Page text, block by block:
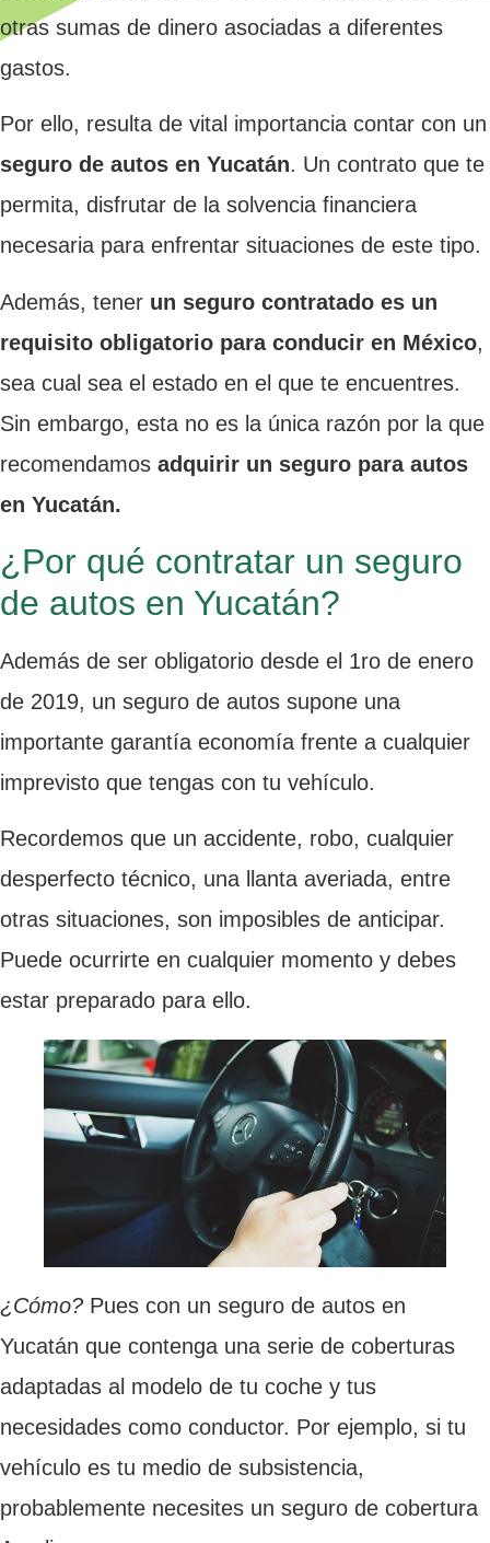
otras sumas de dinero asociadas a diferentes
gastos.
Por ello, resulta de vital importancia contar con un
seguro de autos en Yucatán. Un contrato que te
permita, disfrutar de la solvencia financiera
necesaria para enfrentar situaciones de este tipo.
Además, tener un seguro contratado es un
requisito obligatorio para conducir en México,
sea cual sea el estado en el que te encuentres.
Sin embargo, esta no es la única razón por la que
recomendamos adquirir un seguro para autos
en Yucatán.
¿Por qué contratar un seguro
de autos en Yucatán?
Además de ser obligatorio desde el 1ro de enero
de 2019, un seguro de autos supone una
importante garantía economía frente a cualquier
imprevisto que tengas con tu vehículo.
Recordemos que un accidente, robo, cualquier
desperfecto técnico, una llanta averiada, entre
otras situaciones, son imposibles de anticipar.
Puede ocurrirte en cualquier momento y debes
estar preparado para ello.
¿Cómo? Pues con un seguro de autos en
Yucatán que contenga una serie de coberturas
adaptadas al modelo de tu coche y tus
necesidades como conductor. Por ejemplo, si tu
vehículo es tu medio de subsistencia,
probablemente necesites un seguro de cobertura